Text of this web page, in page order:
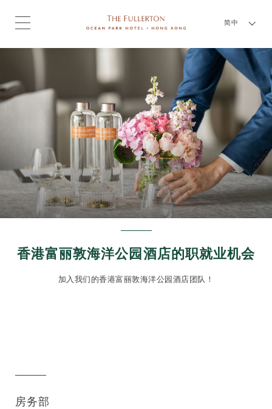
简中
香港富丽敦海洋公园酒店的职就业机会
加入我们的香港富丽敦海洋公园酒店团队！
房务部